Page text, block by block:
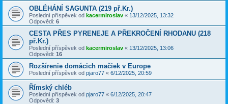
OBLÉHÁNÍ SAGUNTA (219 př.Kr.)
Poslední příspěvek od kacermiroslav « 13/12/2025, 13:32
Odpovědi: 6
CESTA PŘES PYRENEJE A PŘEKROČENÍ RHODANU (218
př.Kr.)
Poslední příspěvek od kacermiroslav « 13/12/2025, 13:06
Odpovědi: 16
Rozšírenie domácich mačiek v Europe
Poslední příspěvek od pjaro77 « 6/12/2025, 20:59
Římský chléb
Poslední příspěvek od pjaro77 « 6/12/2025, 20:47
Odpovědi: 3